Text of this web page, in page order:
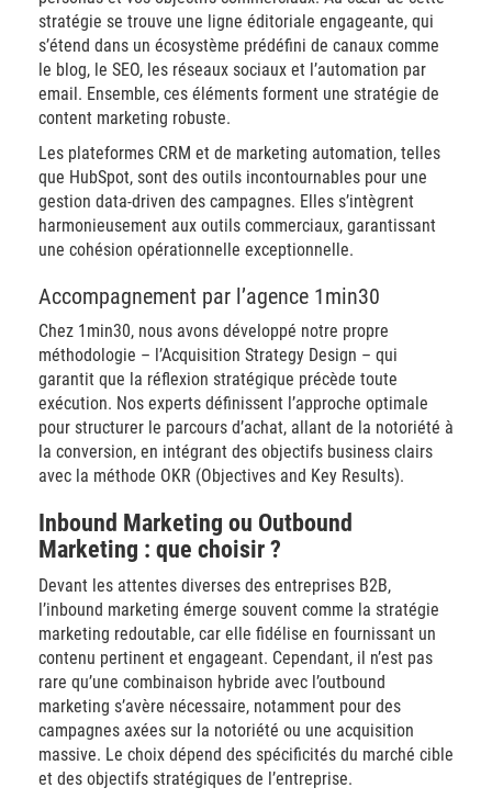
stratégie se trouve une ligne éditoriale engageante, qui
s’étend dans un écosystème prédéfini de canaux comme
le blog, le SEO, les réseaux sociaux et l’automation par
email. Ensemble, ces éléments forment une stratégie de
content marketing robuste.
Les plateformes CRM et de marketing automation, telles
que HubSpot, sont des outils incontournables pour une
gestion data-driven des campagnes. Elles s’intègrent
harmonieusement aux outils commerciaux, garantissant
une cohésion opérationnelle exceptionnelle.
Accompagnement par l’agence 1min30
Chez 1min30, nous avons développé notre propre
méthodologie – l’Acquisition Strategy Design – qui
garantit que la réflexion stratégique précède toute
exécution. Nos experts définissent l’approche optimale
pour structurer le parcours d’achat, allant de la notoriété à
la conversion, en intégrant des objectifs business clairs
avec la méthode OKR (Objectives and Key Results).
Inbound Marketing ou Outbound
Marketing : que choisir ?
Devant les attentes diverses des entreprises B2B,
l’inbound marketing émerge souvent comme la stratégie
marketing redoutable, car elle fidélise en fournissant un
contenu pertinent et engageant. Cependant, il n’est pas
rare qu’une combinaison hybride avec l’outbound
marketing s’avère nécessaire, notamment pour des
campagnes axées sur la notoriété ou une acquisition
massive. Le choix dépend des spécificités du marché cible
et des objectifs stratégiques de l’entreprise.